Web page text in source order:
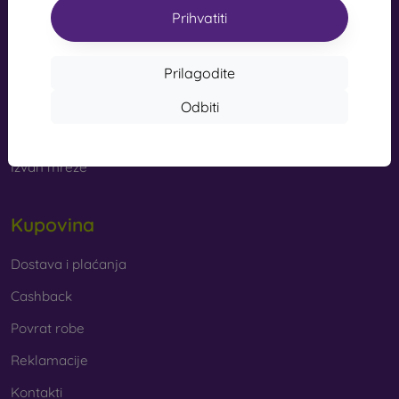
Prihvatiti
Prilagodite
Odbiti
s kvalitetnom izradom pretvaraju vaš telefon u modni
dodatak. Uglavnom su izrađene od gume i silikona i
markama su Karl Lagerfeld, Guess, Marvel i Ferrari.
se koristi samo jedan materijal, no često se kombiniraju
Guma i silikon
udarce i fleksibilnošću, zahvaljujući kojoj se maskica
Plastika
popularne. Čvršće su od silikonskih, no nemaju tako
dobre učinke ublažavanja udaraca.
Koža
info@mobilonline.sk
Izvan mreže
Kupovina
Dostava i plaćanja
Cashback
Povrat robe
Reklamacije
Kontakti